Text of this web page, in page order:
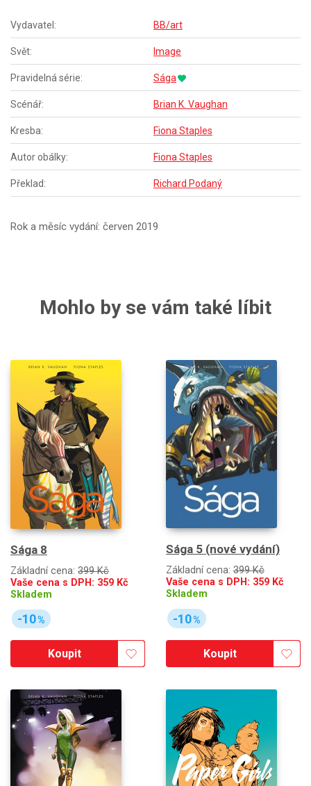
Vydavatel: BB/art
Svět: Image
Pravidelná série: Sága
Scénář: Brian K. Vaughan
Kresba: Fiona Staples
Autor obálky: Fiona Staples
Překlad: Richard Podaný
Rok a měsíc vydání: červen 2019
Mohlo by se vám také líbit
Sága 8
Základní cena: 399 Kč
Vaše cena s DPH: 359 Kč
Skladem
-10%
Koupit
Sága 5 (nové vydání)
Základní cena: 399 Kč
Vaše cena s DPH: 359 Kč
Skladem
-10%
Koupit